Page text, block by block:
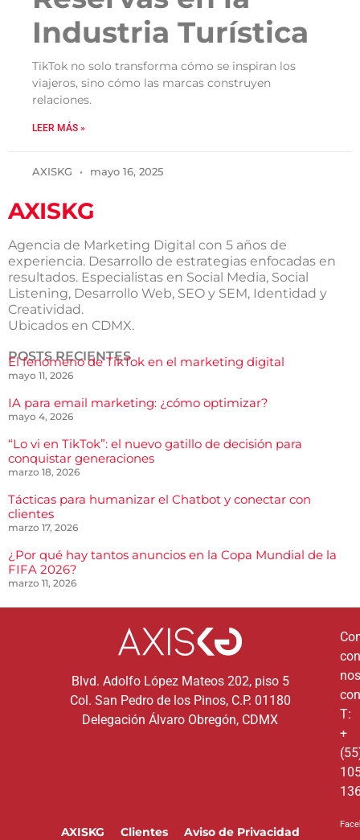
Industria Turística
TikTok no solo transforma cómo se inspiran los
viajeros, sino cómo las marcas construyen
relaciones.
LEER MÁS »
AXISKG mayo 16, 2025
AXISKG
Agencia de Marketing Digital con 5 años de
experiencia. Desarrollo de estrategias enfocadas en
resultados. Especialistas en Social Media, Social
Listening, Desarrollo Web, SEO y SEM, Identidad y
Creatividad.
Ubicados en CDMX.
POSTS RECIENTES
El fenómeno de TikTok en el marketing digital
mayo 11, 2026
IA para email marketing: ¿cómo optimizar?
mayo 4, 2026
“Lo vi en TikTok”: el nuevo gatillo de decisión para
conquistar generaciones
marzo 18, 2026
Tácticas para humanizar el Chatbot y conectar con
clientes
marzo 17, 2026
¿Por qué hay tantos anuncios en la Copa Mundial de la
FIFA 2026?
marzo 11, 2026
Blvd. Adolfo López Mateos 202, piso 5
Col. San Pedro de los Pinos, C.P. 01180
Delegación Álvaro Obregón, CDMX
con
T:
+
AXISKG Clientes Aviso de Privacidad